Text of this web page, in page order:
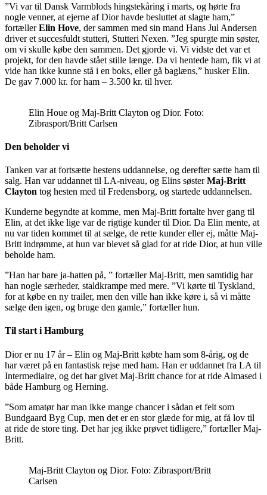
”Vi var til Dansk Varmblods hingstekåring i marts, og hørte fra
nogle venner, at ejerne af Dior havde besluttet at slagte ham,”
fortællerElin Hove, der sammen med sin mand Hans Jul Andersen
driver et succesfuldt stutteri, Stutteri Nexen. ”Jeg spurgte min søster,
om vi skulle købe den sammen. Det gjorde vi. Vi vidste det var et
projekt, for den havde stået stille længe. Da vi hentede ham, fik vi at
vide han ikke kunne stå i en boks, eller gå baglæns,” husker Elin.
De gav 7.000 kr. for ham – 3.500 kr. til hver.
Elin Houe og Maj-Britt Clayton og Dior. Foto:
Zibrasport/Britt Carlsen
Den beholder vi
Tanken var at fortsætte hestens uddannelse, og derefter sætte ham til
salg. Han var uddannet til LA-niveau, og Elins søsterMaj-Britt
Clayton tog hesten med til Fredensborg, og startede uddannelsen.
Kunderne begyndte at komme, men Maj-Britt fortalte hver gang til
Elin, at det ikke lige var de rigtige kunder til Dior. Da Elin mente, at
nu var tiden kommet til at sælge, de rette kunder eller ej, måtte Maj-
Britt indrømme, at hun var blevet så glad for at ride Dior, at hun ville
beholde ham.
”Han har bare ja-hatten på, ” fortæller Maj-Britt, men samtidig har
han nogle særheder, staldkrampe med mere. ”Vi kørte til Tyskland,
for at købe en ny trailer, men den ville han ikke køre i, så vi måtte
sælge den igen, og bruge den gamle,” fortæller hun.
Til start i Hamburg
Dior er nu 17 år – Elin og Maj-Britt købte ham som 8-årig, og de
har været på en fantastisk rejse med ham. Han er uddannet fra LA til
Intermediaire, og det har givet Maj-Britt chance for at ride Almased i
både Hamburg og Herning.
”Som amatør har man ikke mange chancer i sådan et felt som
Bundgaard Byg Cup, men det er en stor glæde for mig, at få lov til
at ride de store ting. Det har jeg ikke prøvet tidligere,” fortæller Maj-
Britt.
Maj-Britt Clayton og Dior. Foto: Zibrasport/Britt
Carlsen